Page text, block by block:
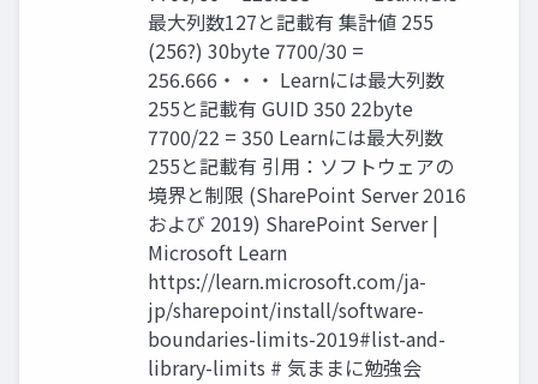
最大列数127と記載有 集計値 255
(256?) 30byte 7700/30 =
256.666・・・ Learnには最大列数
255と記載有 GUID 350 22byte
7700/22 = 350 Learnには最大列数
255と記載有 引用：ソフトウェアの
境界と制限 (SharePoint Server 2016
および 2019) SharePoint Server |
Microsoft Learn
https://learn.microsoft.com/ja-
jp/sharepoint/install/software-
boundaries-limits-2019#list-and-
library-limits # 気ままに勉強会